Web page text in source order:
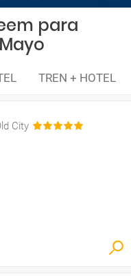
para
TREN + HOTEL
City